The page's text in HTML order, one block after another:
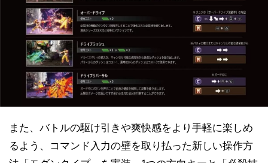
また、バトルの駆け引きや爽快感をより手軽に楽しめ
るよう、コマンド入力の壁を取り払った新しい操作方